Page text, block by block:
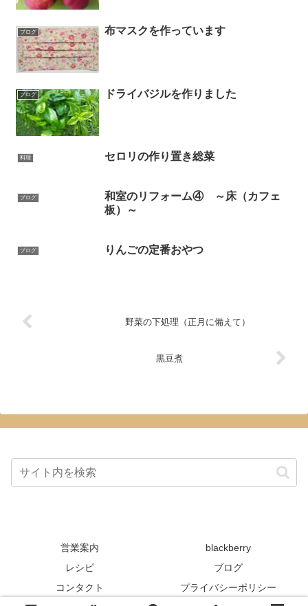
ブログ 布マスクを作っています
ブログ ドライバジルを作りました
料理 セロリの作り置き総菜
ブログ
和室のリフォーム④ ～床（カフェ
板）～
ブログ りんごの定番おやつ
野菜の下処理（正月に備えて）
黒豆煮
営業案内
blackberry
レシピ
ブログ
コンタクト
プライバシーポリシー